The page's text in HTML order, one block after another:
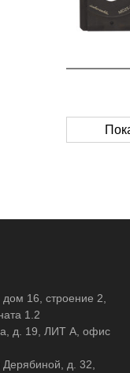
дом 16, строение 2,
1.2
д. 19, ЛИТ А, офис
д. 32,